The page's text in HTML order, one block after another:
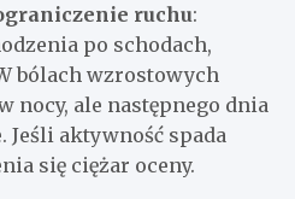
ruchu:
po schodach,
bólach wzrostowych
nocy, ale następnego dnia
Jeśli aktywność spada
się ciężar oceny.